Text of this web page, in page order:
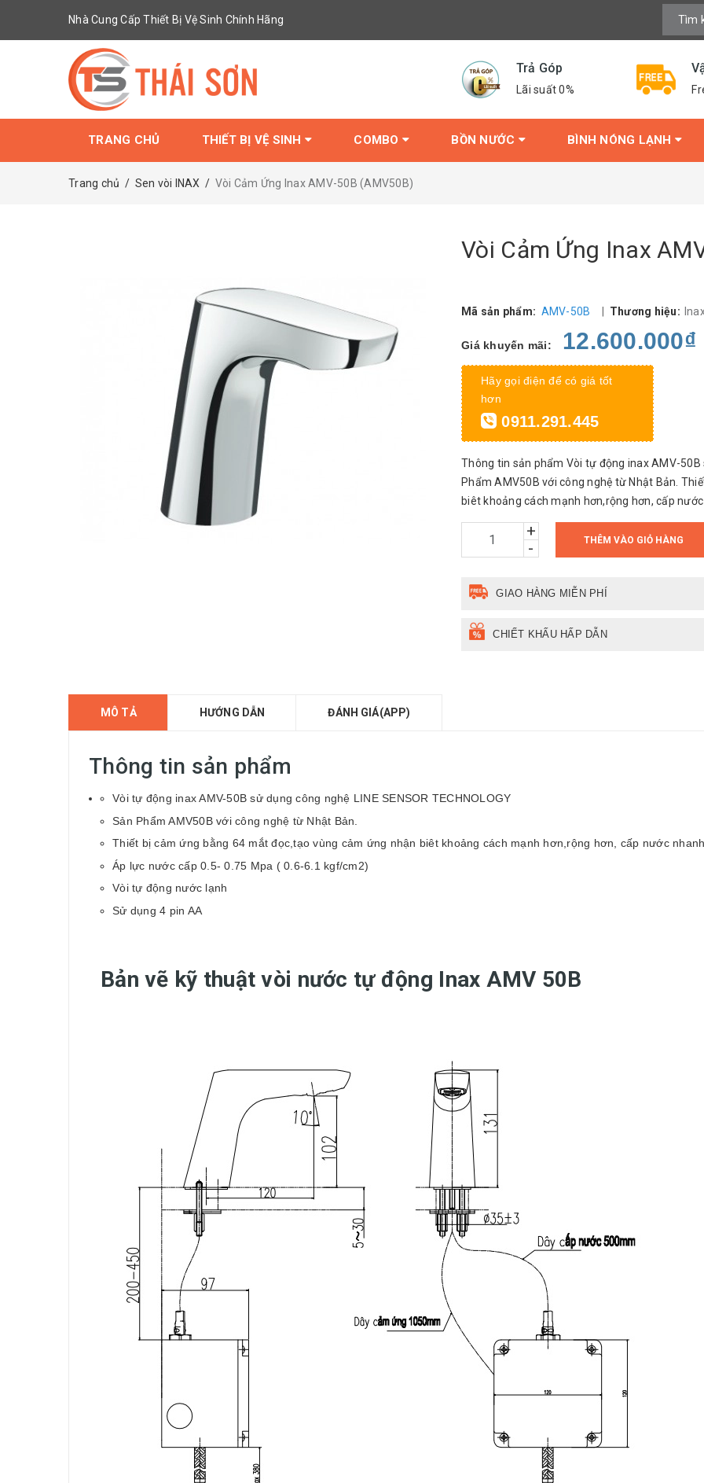
Nhà Cung Cấp Thiết Bị Vệ Sinh Chính Hãng
Trả Góp
Lãi suất 0%
TRANG CHỦ THIẾT BỊ VỆ SINH COMBO BỒN NƯỚC BÌNH NÓNG LẠNH
Trang chủ / Sen vòi INAX / Vòi Cảm Ứng Inax AMV-50B (AMV50B)
Vòi Cảm Ứng Inax
Mã sản phẩm: AMV-50B Thương hiệu:
Giá khuyến mãi: 12.600.000₫
Hãy gọi điện để có giá tốt
hơn
0911.291.445
Thông tin sản phẩm Vòi tự động inax AMV-50B
Phẩm AMV50B với công nghệ từ Nhật Bản.
biêt khoảng cách mạnh hơn,rộng hơn, cấp
+
-
THÊM VÀO GIỎ HÀNG
GIAO HÀNG MIỄN PHÍ
CHIẾT KHẤU HẤP DẪN
MÔ TẢ HƯỚNG DẪN ĐÁNH GIÁ(APP)
Thông tin sản phẩm
Vòi tự động inax AMV-50B sử dụng công nghệ LINE SENSOR TECHNOLOGY
Sản Phẩm AMV50B với công nghệ từ Nhật Bản.
Thiết bị cảm ứng bằng 64 mắt đọc,tạo vùng cảm ứng nhận biêt khoảng cách mạnh hơn,rộng hơn, cấp nước
Áp lực nước cấp 0.5- 0.75 Mpa ( 0.6-6.1 kgf/cm2)
Vòi tự động nước lạnh
Sử dụng 4 pin AA
Bản vẽ kỹ thuật vòi nước tự động Inax AMV 50B